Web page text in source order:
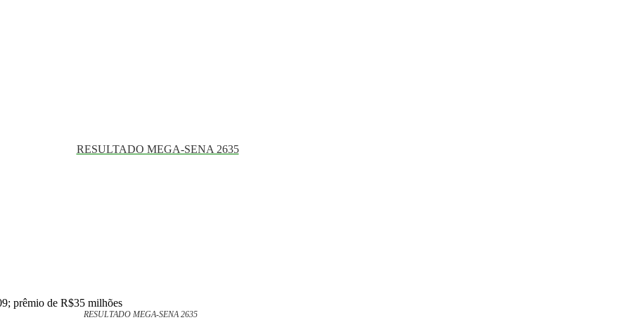
RESULTADO MEGA-SENA 2635
RESULTADO MEGA-SENA 2635